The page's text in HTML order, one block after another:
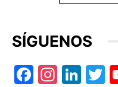
SÍGUENOS
Facebook